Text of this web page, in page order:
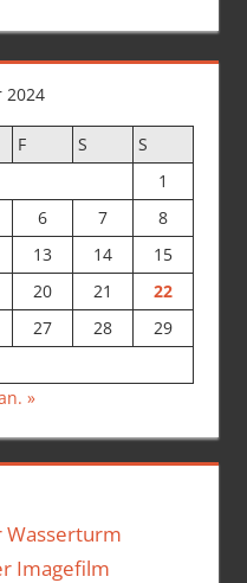
2024
F S
S
1
6 7
8
13 14
15
20 21
22
27 28
29
»
Wasserturm
Imagefilm